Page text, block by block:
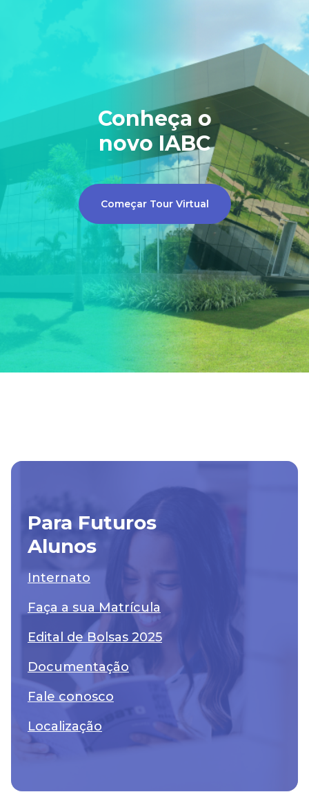
Conheça o
novo IABC
Começar Tour Virtual
Para Futuros
Alunos
Internato
Faça a sua Matrícula
Edital de Bolsas 2025
Documentação
Fale conosco
Localização